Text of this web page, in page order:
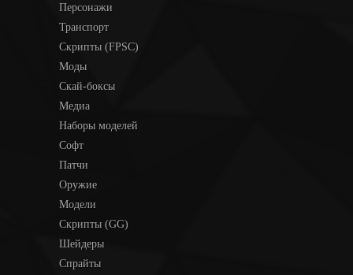
Персонажи
Транспорт
Скрипты (FPSC)
Моды
Скай-боксы
Медиа
Наборы моделей
Софт
Патчи
Оружие
Модели
Скрипты (GG)
Шейдеры
Спрайты